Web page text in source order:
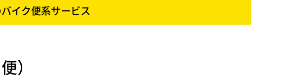
バイク便系サービス
）